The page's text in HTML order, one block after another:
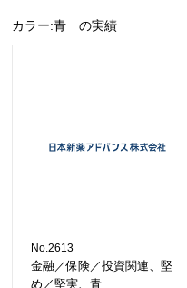
カラー:青 の実績
No.2613
金融／保険／投資関連、堅
め／堅実、青